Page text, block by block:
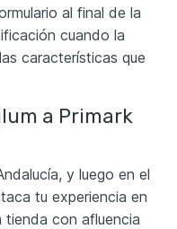
al final de la
cuando la
características que
a Primark
y luego en el
tu experiencia en
tienda con afluencia